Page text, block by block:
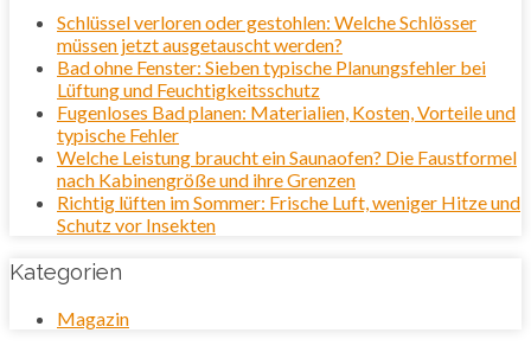
Schlüssel verloren oder gestohlen: Welche Schlösser
müssen jetzt ausgetauscht werden?
Bad ohne Fenster: Sieben typische Planungsfehler bei
Lüftung und Feuchtigkeitsschutz
Fugenloses Bad planen: Materialien, Kosten, Vorteile und
typische Fehler
Welche Leistung braucht ein Saunaofen? Die Faustformel
nach Kabinengröße und ihre Grenzen
Richtig lüften im Sommer: Frische Luft, weniger Hitze und
Schutz vor Insekten
Kategorien
Magazin